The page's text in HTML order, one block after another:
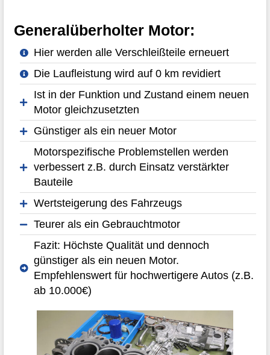
Generalüberholter Motor:
Hier werden alle Verschleißteile erneuert
Die Laufleistung wird auf 0 km revidiert
Ist in der Funktion und Zustand einem neuen
Motor gleichzusetzten
Günstiger als ein neuer Motor
Motorspezifische Problemstellen werden
verbessert z.B. durch Einsatz verstärkter
Bauteile
Wertsteigerung des Fahrzeugs
Teurer als ein Gebrauchtmotor
Fazit: Höchste Qualität und dennoch
günstiger als ein neuen Motor.
Empfehlenswert für hochwertigere Autos (z.B.
ab 10.000€)